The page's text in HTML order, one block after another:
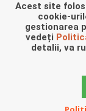
Acest site
cookie-
gestionarea
vedeți
detalii, va